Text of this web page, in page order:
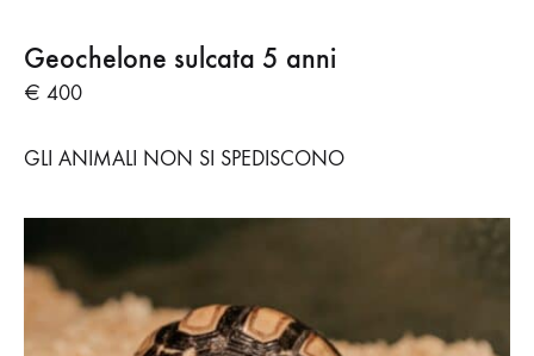
Geochelone sulcata 5 anni
€ 400
GLI ANIMALI NON SI SPEDISCONO